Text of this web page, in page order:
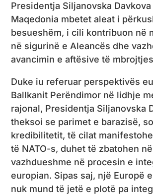
Presidentja Siljanovska
Maqedonia mbetet aleat i
besueshëm, i cili kontribuon në
në sigurinë e Aleancës dhe
avancimin e aftësive të
Duke iu referuar perspektivës
Ballkanit Perëndimor në lidhje
rajonal, Presidentja Siljanovska
theksoi se parimet e barazisë,
kredibilitetit, të cilat
të NATO-s, duhet të zbatohen
vazhdueshme në procesin e
europian. Sipas saj, një Europë
nuk mund të jetë e plotë pa